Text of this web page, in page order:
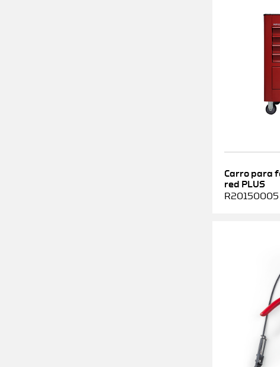
Carro para
red PLUS
R20150005